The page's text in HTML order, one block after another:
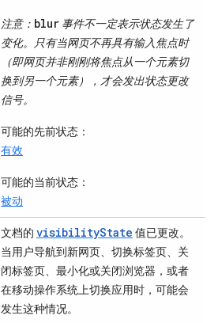
注意： blur 事件不一定表示状态发生了
变化。只有当网页不再具有输入焦点时
（即网页并非刚刚将焦点从一个元素切
换到另一个元素），才会发出状态更改
信号。
可能的先前状态 ：
有效
可能的当前状态 ：
被动
文档的 visibilityState 值已更改。
当用户导航到新网页、切换标签页、关
闭标签页、最小化或关闭浏览器，或者
在移动操作系统上切换应用时，可能会
发生这种情况。